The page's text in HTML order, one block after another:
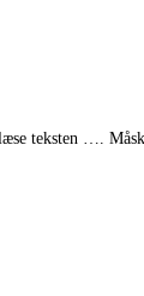
teksten ….